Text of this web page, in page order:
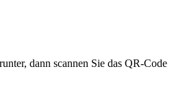
dann scannen Sie das QR-Code